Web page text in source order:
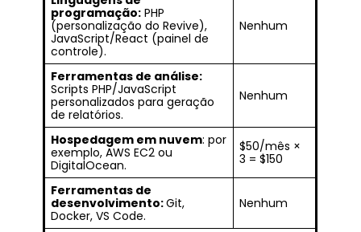
programação: PHP
(personalização do Revive),
JavaScript/React (painel de
controle).
Nenhum
Ferramentas de análise:
Scripts PHP/JavaScript
personalizados para geração
de relatórios.
Nenhum
Hospedagem em nuvem: por
exemplo, AWS EC2 ou
DigitalOcean.
$50/mês ×
3 = $150
Ferramentas de
desenvolvimento:Git,
Docker, VS Code.
Nenhum